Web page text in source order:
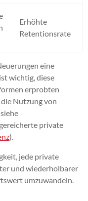
Erhöhte
Retentionsrate
eine
wichtig, diese
erprobten
Nutzung von
private
).
jede private
und wiederholbarer
umzuwandeln.